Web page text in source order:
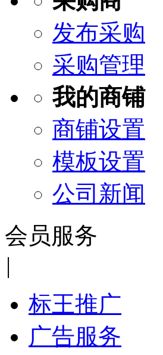
发布采购
采购管理
我的商铺
商铺设置
模板设置
公司新闻
会员服务
|
标王推广
广告服务